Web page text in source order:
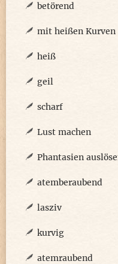
betörend
mit heißen Kurven
heiß
geil
scharf
Lust machen
Phantasien
atemberaubend
lasziv
kurvig
atemraubend